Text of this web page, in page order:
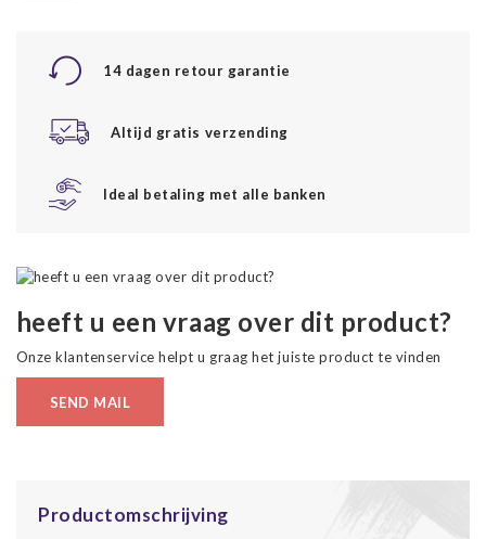
14 dagen retour garantie
Altijd gratis verzending
Ideal betaling met alle banken
heeft u een vraag over dit product?
Onze klantenservice helpt u graag het juiste product te vinden
SEND MAIL
Productomschrijving